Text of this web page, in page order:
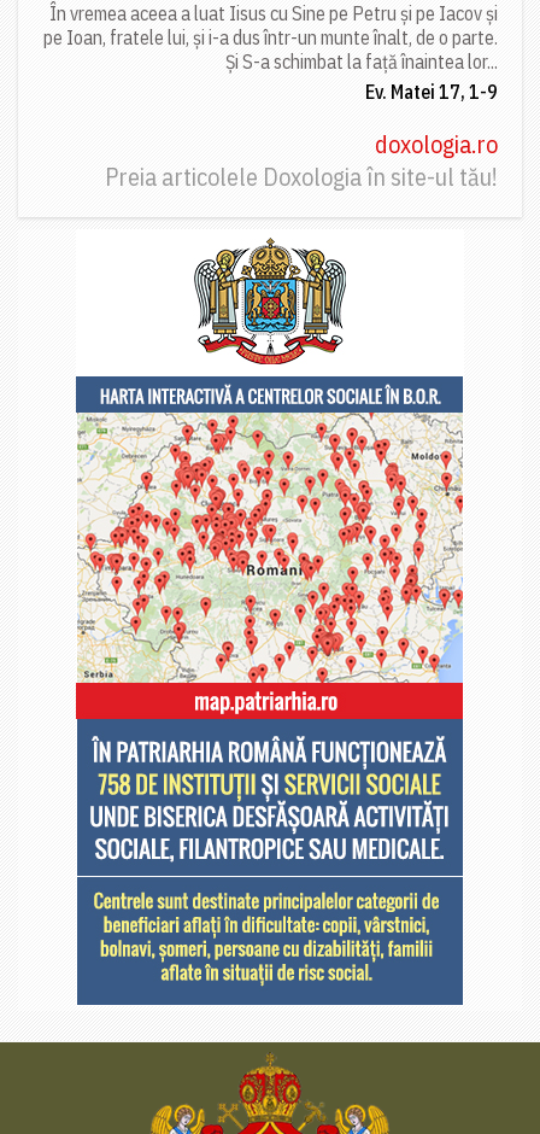
În vremea aceea a luat Iisus cu Sine pe Petru și pe Iacov și
pe Ioan, fratele lui, și i-a dus într-un munte înalt, de o parte.
Și S-a schimbat la față înaintea lor...
Ev. Matei 17, 1-9
doxologia.ro
Preia articolele Doxologia în site-ul tău!